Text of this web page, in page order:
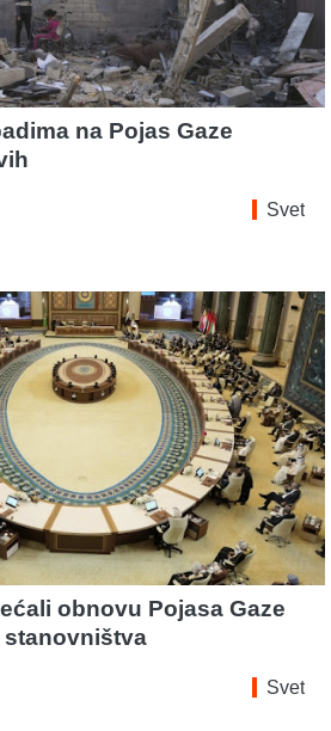
na Pojas Gaze
Svet
obnovu Pojasa Gaze
stanovništva
Svet